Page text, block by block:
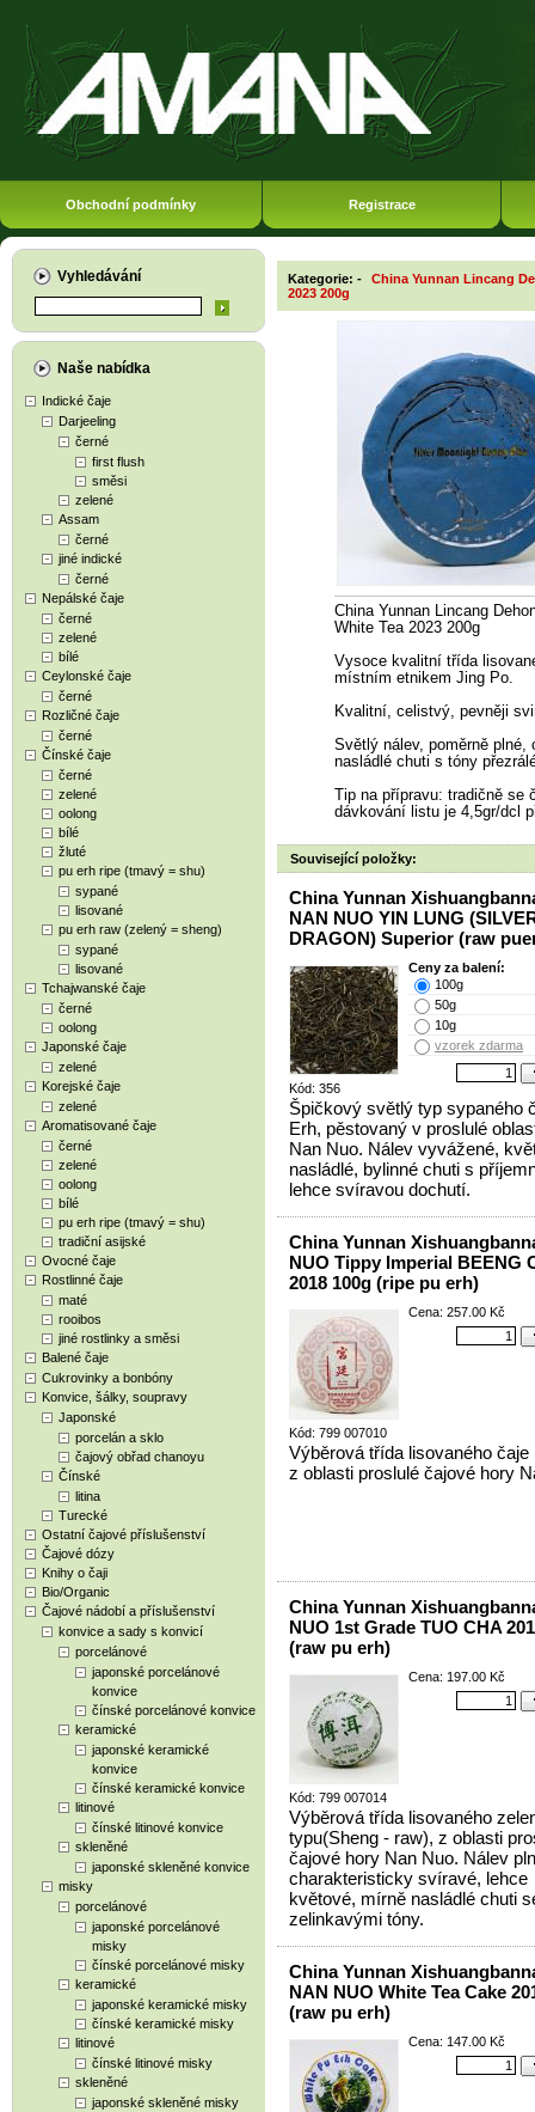
Obchodní podmínky Registrace
Vyhledávání
Naše nabídka
Indické čaje
Darjeeling
černé
first flush
směsi
zelené
Assam
černé
jiné indické
černé
Nepálské čaje
černé
zelené
bílé
Ceylonské čaje
černé
Rozličné čaje
černé
Čínské čaje
černé
zelené
oolong
bílé
žluté
pu erh ripe (tmavý = shu)
sypané
lisované
pu erh raw (zelený = sheng)
sypané
lisované
Tchajwanské čaje
černé
oolong
Japonské čaje
zelené
Korejské čaje
zelené
Aromatisované čaje
černé
zelené
oolong
bílé
pu erh ripe (tmavý = shu)
tradiční asijské
Ovocné čaje
Rostlinné čaje
maté
rooibos
jiné rostlinky a směsi
Balené čaje
Cukrovinky a bonbóny
Konvice, šálky, soupravy
Japonské
porcelán a sklo
čajový obřad chanoyu
Čínské
litina
Turecké
Ostatní čajové příslušenství
Čajové dózy
Knihy o čaji
Bio/Organic
Čajové nádobí a příslušenství
konvice a sady s konvicí
porcelánové
japonské porcelánové
konvice
čínské porcelánové konvice
keramické
japonské keramické
konvice
čínské keramické konvice
litinové
čínské litinové konvice
skleněné
japonské skleněné konvice
misky
porcelánové
japonské porcelánové
misky
čínské porcelánové misky
keramické
japonské keramické misky
čínské keramické misky
litinové
čínské litinové misky
skleněné
japonské skleněné misky
Kategorie: -
China Yunnan Lincang
2023 200g
China Yunnan Lincang
White Tea 2023 200g
Vysoce kvalitní třída
místním etnikem Jing Po.
Kvalitní, celistvý, pevněji
Světlý nálev, poměrně
nasládlé chuti s tóny
Tip na přípravu: tradičně
dávkování listu je 4,5gr/dcl
Související položky:
China Yunnan
NAN NUO YIN LUNG
DRAGON) Superior (raw
Kód: 356
Ceny za balení:
100g
50g
10g
vzorek zdarma
Špičkový světlý typ sypaného
Erh, pěstovaný v proslulé
Nan Nuo. Nálev vyvážené,
nasládlé, bylinné chuti s
lehce svíravou dochutí.
China Yunnan
NUO Tippy Imperial BEENG
2018 100g (ripe pu erh)
Kód: 799 007010
Cena: 257.00 Kč
Výběrová třída lisovaného čaje
z oblasti proslulé čajové hory
China Yunnan
NUO 1st Grade TUO CHA
(raw pu erh)
Kód: 799 007014
Cena: 197.00 Kč
Výběrová třída lisovaného
typu(Sheng - raw), z oblasti
čajové hory Nan Nuo. Nálev
charakteristicky svíravé, lehce
květové, mírně nasládlé chuti
zelinkavými tóny.
China Yunnan
NAN NUO White Tea Cake
(raw pu erh)
Cena: 147.00 Kč